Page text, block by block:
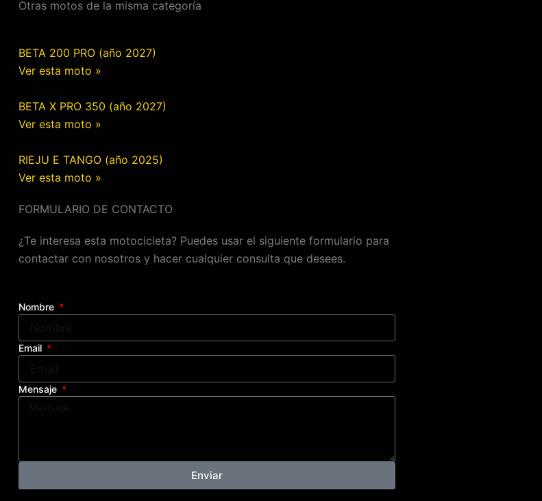
Otras motos de la misma categoría
BETA 200 PRO (año 2027)
Ver esta moto »
BETA X PRO 350 (año 2027)
Ver esta moto »
RIEJU E TANGO (año 2025)
Ver esta moto »
FORMULARIO DE CONTACTO
¿Te interesa esta motocicleta? Puedes usar el siguiente formulario para
contactar con nosotros y hacer cualquier consulta que desees.
Nombre
Email
Mensaje
Enviar